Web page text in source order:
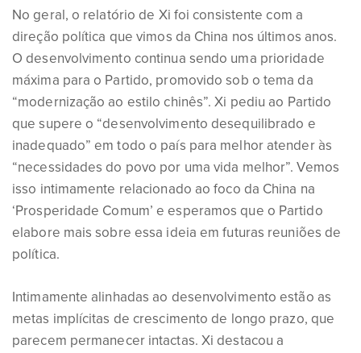
No geral, o relatório de Xi foi consistente com a
direção política que vimos da China nos últimos anos.
O desenvolvimento continua sendo uma prioridade
máxima para o Partido, promovido sob o tema da
“modernização ao estilo chinês”. Xi pediu ao Partido
que supere o “desenvolvimento desequilibrado e
inadequado” em todo o país para melhor atender às
“necessidades do povo por uma vida melhor”. Vemos
isso intimamente relacionado ao foco da China na
‘Prosperidade Comum’ e esperamos que o Partido
elabore mais sobre essa ideia em futuras reuniões de
política.
Intimamente alinhadas ao desenvolvimento estão as
metas implícitas de crescimento de longo prazo, que
parecem permanecer intactas. Xi destacou a